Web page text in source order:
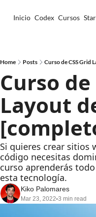
Inicio Codex Cursos
Home Posts Curso de CSS Grid
Curso de
Layout
Si quieres crear sitios
código necesitas
curso aprenderás
esta tecnología.
Kiko Palomares
Mar 23, 2022•3 min read